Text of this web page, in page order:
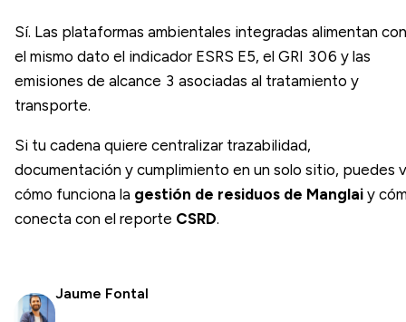
Sí. Las plataformas ambientales integradas alimentan con
el mismo dato el indicador ESRS E5, el GRI 306 y las
emisiones de alcance 3 asociadas al tratamiento y
transporte.
Si tu cadena quiere centralizar trazabilidad,
documentación y cumplimiento en un solo sitio, puedes
cómo funciona la gestión de residuos de Manglai y
conecta con el reporte CSRD.
Jaume Fontal